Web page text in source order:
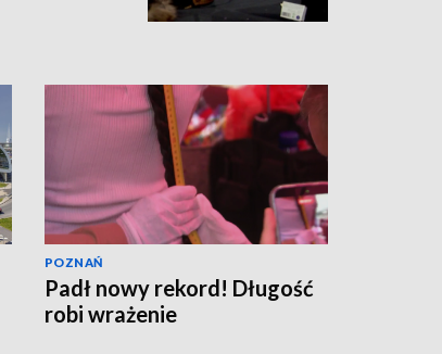
POZNAŃ
Padł nowy rekord! Długość
robi wrażenie